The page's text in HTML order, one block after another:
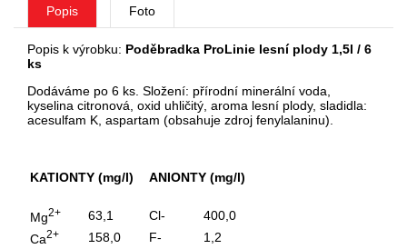
Popis Foto
Popis k výrobku: Poděbradka ProLinie lesní plody 1,5l / 6
ks
Dodáváme po 6 ks. Složení: přírodní minerální voda,
kyselina citronová, oxid uhličitý, aroma lesní plody, sladidla:
acesulfam K, aspartam (obsahuje zdroj fenylalaninu).
KATIONTY (mg/l) ANIONTY (mg/l)
Mg2+ 63,1 Cl-
400,0
Ca2+ 158,0 F-
1,2